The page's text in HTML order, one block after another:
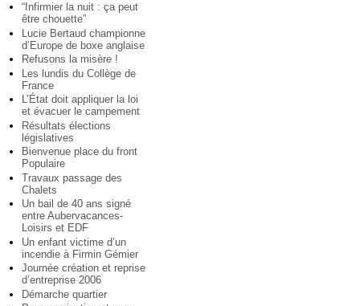
“Infirmier la nuit : ça peut
être chouette”
Lucie Bertaud championne
d’Europe de boxe anglaise
Refusons la misère !
Les lundis du Collège de
France
L’État doit appliquer la loi
et évacuer le campement
Résultats élections
législatives
Bienvenue place du front
Populaire
Travaux passage des
Chalets
Un bail de 40 ans signé
entre Aubervacances-
Loisirs et EDF
Un enfant victime d’un
incendie à Firmin Gémier
Journée création et reprise
d’entreprise 2006
Démarche quartier